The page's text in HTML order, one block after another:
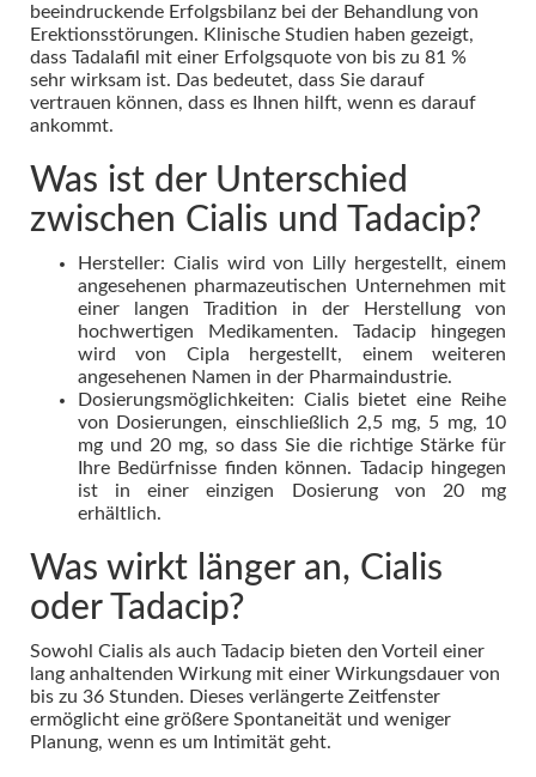
beeindruckende Erfolgsbilanz bei der Behandlung von
Erektionsstörungen. Klinische Studien haben gezeigt,
dass Tadalafil mit einer Erfolgsquote von bis zu 81 %
sehr wirksam ist. Das bedeutet, dass Sie darauf
vertrauen können, dass es Ihnen hilft, wenn es darauf
ankommt.
Was ist der Unterschied
zwischen Cialis und Tadacip?
Hersteller: Cialis wird von Lilly hergestellt, einem
angesehenen pharmazeutischen Unternehmen mit
einer langen Tradition in der Herstellung von
hochwertigen Medikamenten. Tadacip hingegen
wird von Cipla hergestellt, einem weiteren
angesehenen Namen in der Pharmaindustrie.
Dosierungsmöglichkeiten: Cialis bietet eine Reihe
von Dosierungen, einschließlich 2,5 mg, 5 mg, 10
mg und 20 mg, so dass Sie die richtige Stärke für
Ihre Bedürfnisse finden können. Tadacip hingegen
ist in einer einzigen Dosierung von 20 mg
erhältlich.
Was wirkt länger an, Cialis
oder Tadacip?
Sowohl Cialis als auch Tadacip bieten den Vorteil einer
lang anhaltenden Wirkung mit einer Wirkungsdauer von
bis zu 36 Stunden. Dieses verlängerte Zeitfenster
ermöglicht eine größere Spontaneität und weniger
Planung, wenn es um Intimität geht.